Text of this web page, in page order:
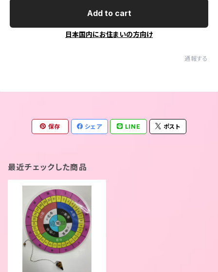
Add to cart
日本国内にお住まいの方向け
通報する
保存 シェア LINE ポスト
最近チェックした商品